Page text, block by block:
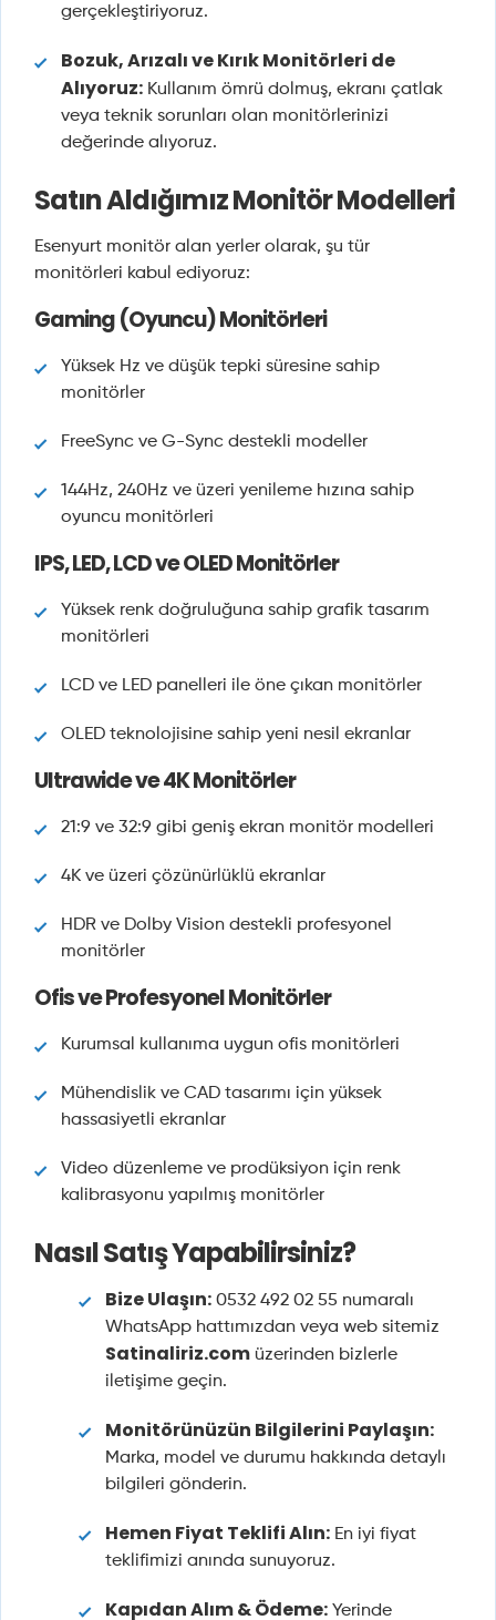
gerçekleştiriyoruz.
Bozuk, Arızalı ve Kırık Monitörleri de
Alıyoruz: Kullanım ömrü dolmuş, ekranı çatlak
veya teknik sorunları olan monitörlerinizi
değerinde alıyoruz.
Satın Aldığımız Monitör Modelleri
Esenyurt monitör alan yerler olarak, şu tür
monitörleri kabul ediyoruz:
Gaming (Oyuncu) Monitörleri
Yüksek Hz ve düşük tepki süresine sahip
monitörler
FreeSync ve G-Sync destekli modeller
144Hz, 240Hz ve üzeri yenileme hızına sahip
oyuncu monitörleri
IPS, LED, LCD ve OLED Monitörler
Yüksek renk doğruluğuna sahip grafik tasarım
monitörleri
LCD ve LED panelleri ile öne çıkan monitörler
OLED teknolojisine sahip yeni nesil ekranlar
Ultrawide ve 4K Monitörler
21:9 ve 32:9 gibi geniş ekran monitör modelleri
4K ve üzeri çözünürlüklü ekranlar
HDR ve Dolby Vision destekli profesyonel
monitörler
Ofis ve Profesyonel Monitörler
Kurumsal kullanıma uygun ofis monitörleri
Mühendislik ve CAD tasarımı için yüksek
hassasiyetli ekranlar
Video düzenleme ve prodüksiyon için renk
kalibrasyonu yapılmış monitörler
Nasıl Satış Yapabilirsiniz?
Bize Ulaşın: 0532 492 02 55 numaralı
WhatsApp hattımızdan veya web sitemiz
Satinaliriz.com üzerinden bizlerle
iletişime geçin.
Monitörünüzün Bilgilerini Paylaşın:
Marka, model ve durumu hakkında detaylı
bilgileri gönderin.
Hemen Fiyat Teklifi Alın: En iyi fiyat
teklifimizi anında sunuyoruz.
Kapıdan Alım & Ödeme: Yerinde